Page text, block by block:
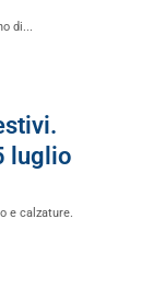
di...
luglio
e calzature.